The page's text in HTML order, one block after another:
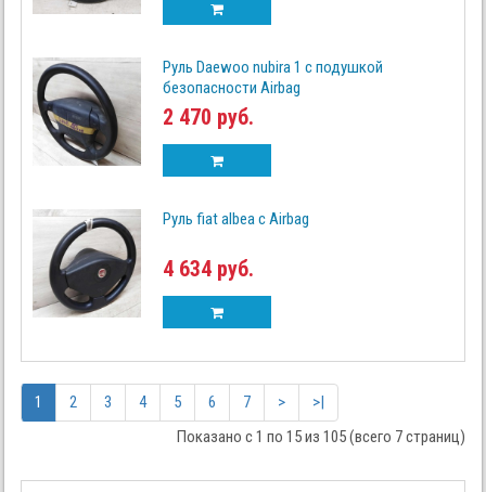
Руль Daewoo nubira 1 с подушкой
безопасности Airbag
2 470 руб.
Руль fiat albea с Airbag
4 634 руб.
1 2 3 4 5 6 7 >
>|
Показано с 1 по 15 из 105 (всего 7 страниц)